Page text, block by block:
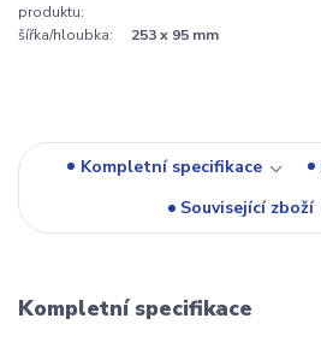
produktu:
šířka/hloubka: 253 x 95 mm
Kompletní specifikace
Související zboží
Kompletní specifikace